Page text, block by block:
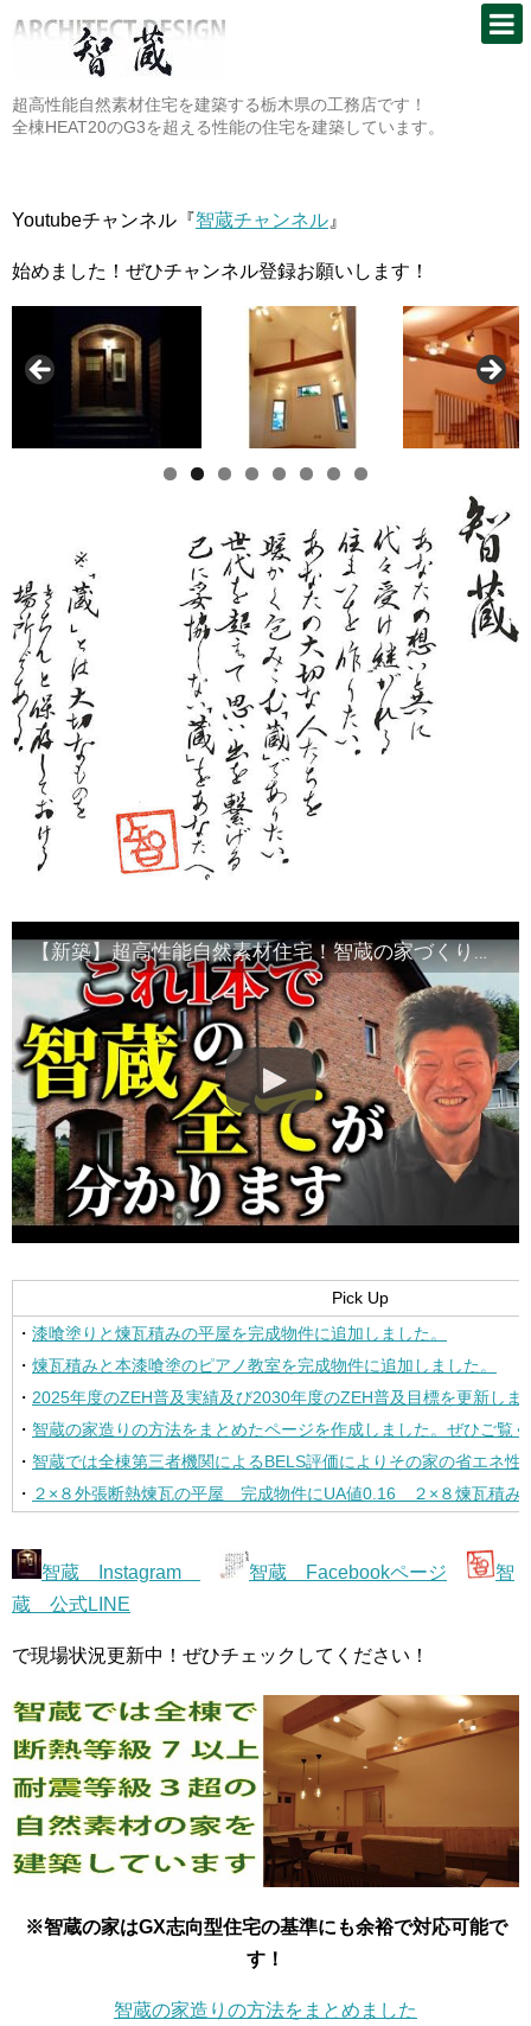
超高性能自然素材住宅を建築する栃木県の工務店です！
全棟HEAT20のG3を超える性能の住宅を建築しています。
Youtubeチャンネル『智蔵チャンネル 』
始めました！ぜひチャンネル登録お願いします！
【新築】超高性能自然素材住宅！智蔵の家づくり全て教えます！【注文住宅】
Pick Up
・ 漆喰塗りと煉瓦積みの平屋を完成物件に追加しました。
・ 煉瓦積みと本漆喰塗のピアノ教室を完成物件に追加しました。
・ 2025年度のZEH普及実績及び2030年度のZEH普及目標を更新しま
・ 智蔵の家造りの方法をまとめたページを作成しました。ぜひご覧
・ 智蔵では全棟第三者機関によるBELS評価によりその家の省エネ性
・ ２×８外張断熱煉瓦の平屋 完成物件にUA値0.16 ２×８煉瓦積み
智蔵 Instagram 智蔵 Facebookページ
智
蔵 公式LINE
で現場状況更新中！ぜひチェックしてください！
※智蔵の家はGX志向型住宅の基準にも余裕で対応可能で
す！
智蔵の家造りの方法をまとめました